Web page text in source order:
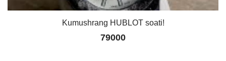
Kumushrang HUBLOT soati!
79000